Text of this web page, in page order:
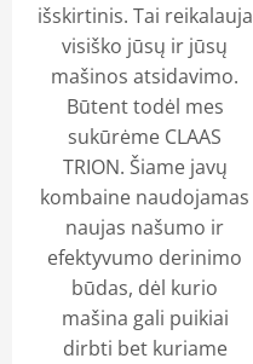
išskirtinis. Tai reikalauja
visiško jūsų ir jūsų
mašinos atsidavimo.
Būtent todėl mes
sukūrėme CLAAS
TRION. Šiame javų
kombaine naudojamas
naujas našumo ir
efektyvumo derinimo
būdas, dėl kurio
mašina gali puikiai
dirbti bet kuriame